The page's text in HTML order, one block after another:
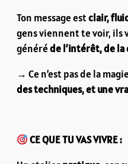
Ton message estclair,
gens viennent te voir, ils
généréde l’intérêt, de la
→ Ce n’est pas de la
des techniques, et une
CE QUE TU VAS VIVRE :